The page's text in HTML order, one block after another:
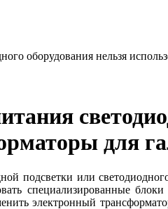
оборудования нельзя
для
подсветки или
специализированные
электронный